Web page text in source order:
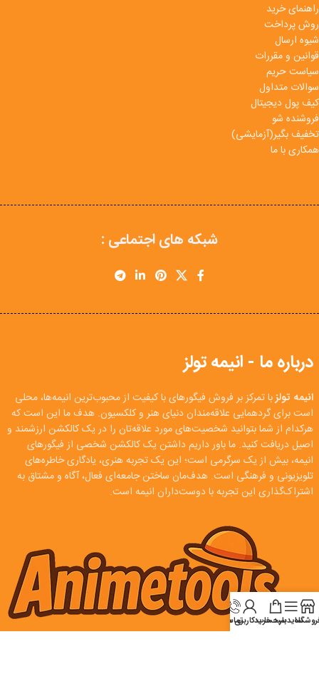
راهنمای خرید
روش پرداخت
شیوه ارسال
قوانین و مقررات
سیاست حریم
سوالات متداول
کیف پول دیجیتال
فروشنده شو
تخفیف بگیر(آزمایشی)
همکاری با ما
شبکه های اجتماعی :
درباره ما - انیمه تولز
انیمه تولزبا تمرکز بر فروش فیگورهای با کیفیت از محبوب‌ترین انیمه‌ها، محلی
است برای گردهمایی علاقه‌مندان دنیای هنر و کلکسیون. هدف ما این است که
هرکدام از شما بتوانید شخصیت‌های مورد علاقه‌تان را در یک کالکشن ارزشمند و
اصیل دریافت کنید. ما باور داریم داشتن یک کالکشن شخصی از فیگورهای
انیمه، بیش از یک سرگرمی است؛ این یک تجربه هنری، یادگاری خاطره‌های
تلویزیونی و فرهنگی است. هدف‌مان ساختن جامعه‌ای فعال، آگاه و مشتاق به
اشتراک‌گذاری این تجربه با دوست‌داران انیمه است.
سایدبارسبد خرید
حساب کاربری من
تماس